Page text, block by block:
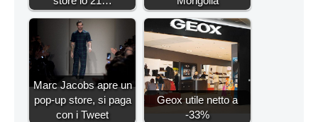
Marc Jacobs apre un
pop-up store, si paga
con i Tweet
Geox utile netto a
-33%